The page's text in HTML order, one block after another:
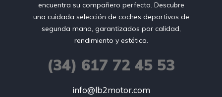
encuentra su compañero perfecto. Descubre
una cuidada selección de coches deportivos de
segunda mano, garantizados por calidad,
rendimiento y estética.
(34) 617 72 45 53
info@lb2motor.com